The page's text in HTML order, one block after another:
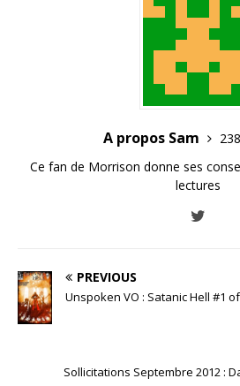
A propos Sam
Ce fan de Morrison donne ses
lectures
PREVIOUS
Unspoken VO : Satanic Hell #1
Sollicitations Septembre 2012 :